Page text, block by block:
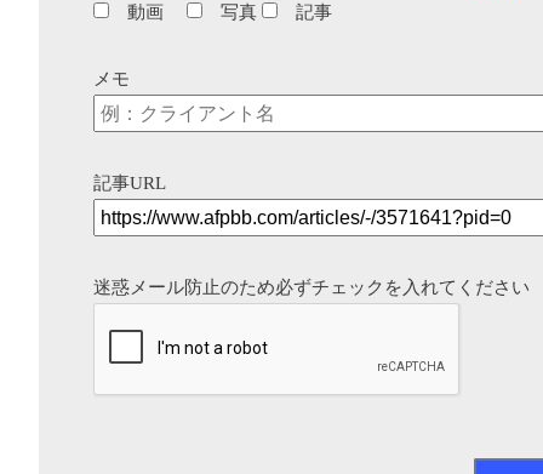
動画
写真 記事
メモ
記事URL
迷惑メール防止のため必ずチェックを入れてください